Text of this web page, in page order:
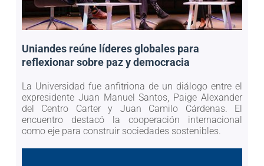
Uniandes reúne líderes globales para
reflexionar sobre paz y democracia
La Universidad fue anfitriona de un diálogo entre el
expresidente Juan Manuel Santos, Paige Alexander
del Centro Carter y Juan Camilo Cárdenas. El
encuentro destacó la cooperación internacional
como eje para construir sociedades sostenibles.